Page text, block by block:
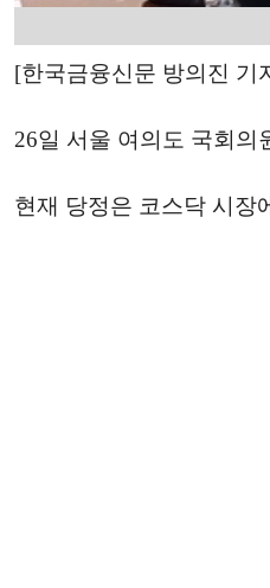
[한국금융신문 방의진 기
26일 서울 여의도 국회의
현재 당정은 코스닥 시장